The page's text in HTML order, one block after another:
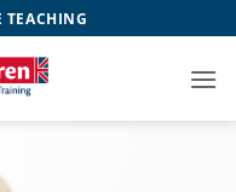
TEACHING